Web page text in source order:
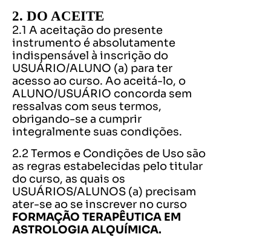
2. DO ACEITE
2.1 A aceitação do presente
instrumento é absolutamente
indispensável à inscrição do
USUÁRIO/ALUNO (a) para ter
acesso ao curso. Ao aceitá-lo, o
ALUNO/USUÁRIO concorda sem
ressalvas com seus termos,
obrigando-se a cumprir
integralmente suas condições.
2.2 Termos e Condições de Uso são
as regras estabelecidas pelo titular
do curso, as quais os
USUÁRIOS/ALUNOS (a) precisam
ater-se ao se inscrever no curso
FORMAÇÃO TERAPÊUTICA EM
ASTROLOGIA ALQUÍMICA.